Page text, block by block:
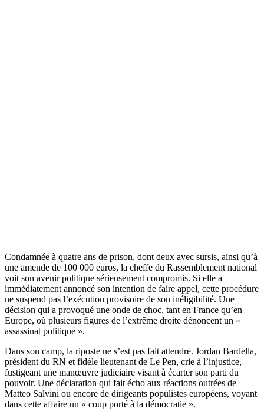
Condamnée à quatre ans de prison, dont deux avec sursis, ainsi qu’à
une amende de 100 000 euros, la cheffe du Rassemblement national
voit son avenir politique sérieusement compromis. Si elle a
immédiatement annoncé son intention de faire appel, cette procédure
ne suspend pas l’exécution provisoire de son inéligibilité. Une
décision qui a provoqué une onde de choc, tant en France qu’en
Europe, où plusieurs figures de l’extrême droite dénoncent un «
assassinat politique ».
Dans son camp, la riposte ne s’est pas fait attendre. Jordan Bardella,
président du RN et fidèle lieutenant de Le Pen, crie à l’injustice,
fustigeant une manœuvre judiciaire visant à écarter son parti du
pouvoir. Une déclaration qui fait écho aux réactions outrées de
Matteo Salvini ou encore de dirigeants populistes européens, voyant
dans cette affaire un « coup porté à la démocratie ».